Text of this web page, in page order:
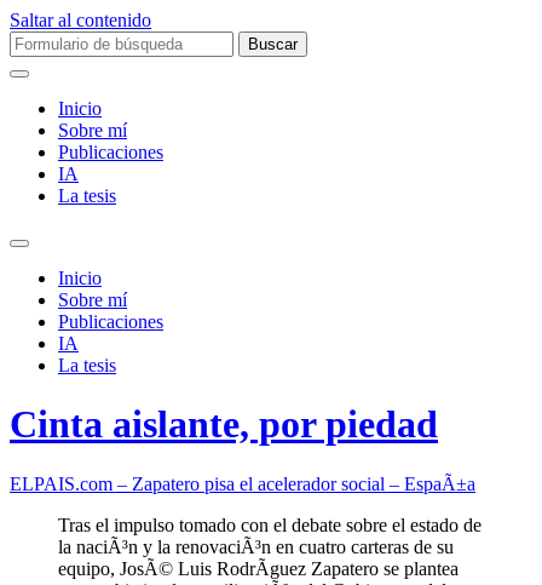
Saltar al contenido
Buscar:
Inicio
Sobre mí­
Publicaciones
IA
La tesis
Alternar
campo
búsqueda
Inicio
Sobre mí­
Publicaciones
IA
La tesis
Cinta aislante, por piedad
ELPAIS.com – Zapatero pisa el acelerador social – EspaÃ±a
Tras el impulso tomado con el debate sobre el estado de
la naciÃ³n y la renovaciÃ³n en cuatro carteras de su
equipo, JosÃ© Luis RodrÃ­guez Zapatero se plantea